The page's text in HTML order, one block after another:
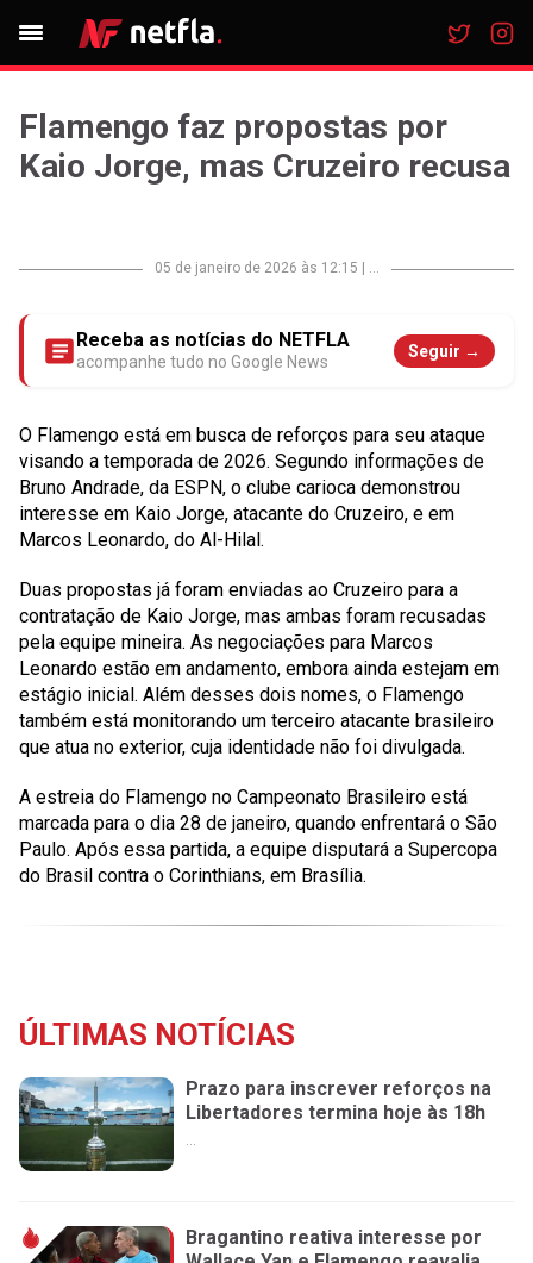
Flamengo faz propostas por
Kaio Jorge, mas Cruzeiro recusa
05 de janeiro de 2026 às 12:15 ...
Receba as notícias do NETFLA
acompanhe tudo no Google News
Seguir →
O Flamengo está em busca de reforços para seu ataque
visando a temporada de 2026. Segundo informações de
Bruno Andrade, da ESPN, o clube carioca demonstrou
interesse em Kaio Jorge, atacante do Cruzeiro, e em
Marcos Leonardo, do Al-Hilal.
Duas propostas já foram enviadas ao Cruzeiro para a
contratação de Kaio Jorge, mas ambas foram recusadas
pela equipe mineira. As negociações para Marcos
Leonardo estão em andamento, embora ainda estejam em
estágio inicial. Além desses dois nomes, o Flamengo
também está monitorando um terceiro atacante brasileiro
que atua no exterior, cuja identidade não foi divulgada.
A estreia do Flamengo no Campeonato Brasileiro está
marcada para o dia 28 de janeiro, quando enfrentará o São
Paulo. Após essa partida, a equipe disputará a Supercopa
do Brasil contra o Corinthians, em Brasília.
ÚLTIMAS NOTÍCIAS
Prazo para inscrever reforços na
Libertadores termina hoje às 18h
...
Bragantino reativa interesse por